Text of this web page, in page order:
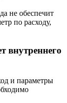
не обеспечит
по расходу,
внутреннего
и параметры